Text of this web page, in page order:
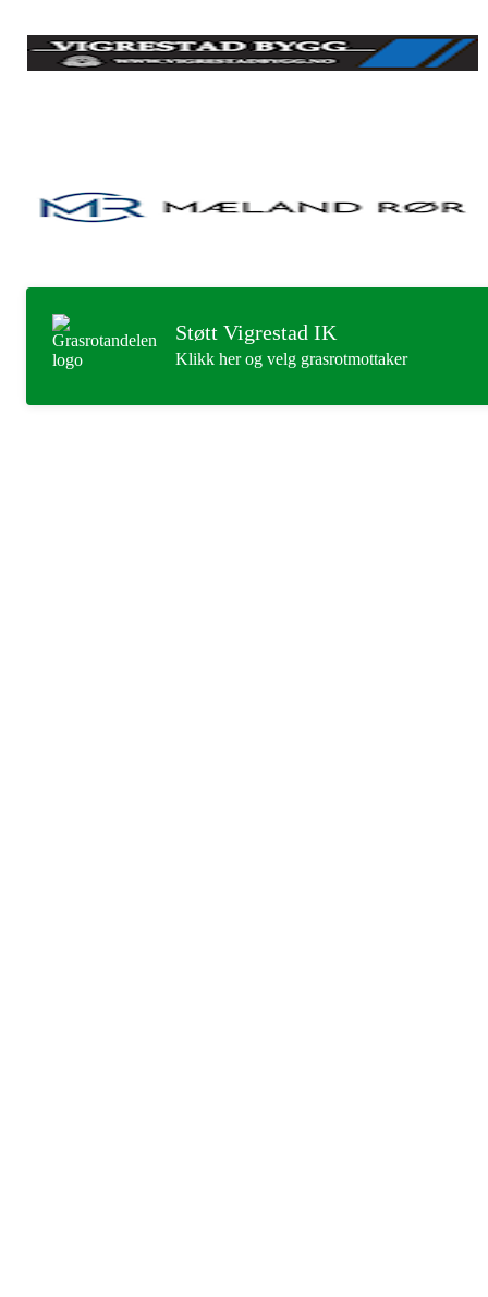
Støtt Vigrestad IK
Klikk her og velg grasrotmottaker